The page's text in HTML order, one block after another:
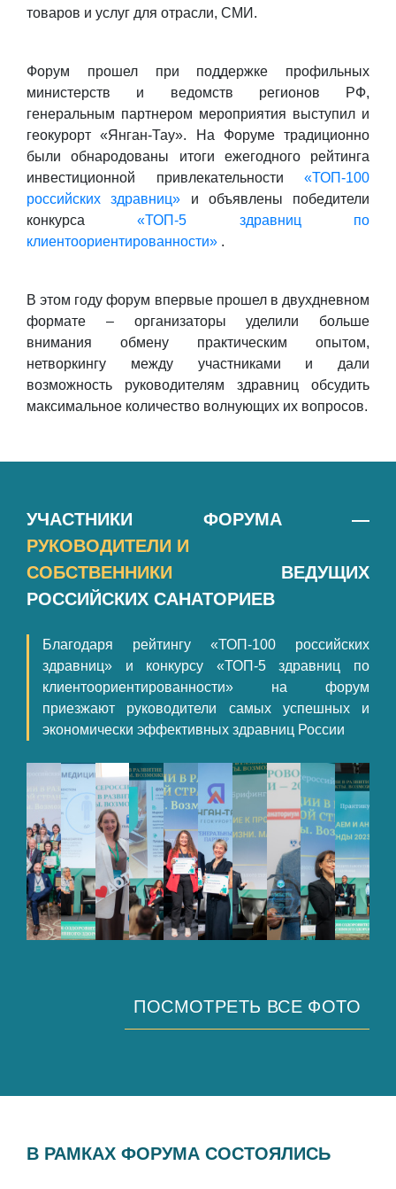
товаров и услуг для отрасли, СМИ.
Форум прошел при поддержке профильных
министерств и ведомств регионов РФ,
генеральным партнером мероприятия выступил и
геокурорт «Янган-Тау». На Форуме традиционно
были обнародованы итоги ежегодного рейтинга
инвестиционной привлекательности «ТОП-100
российских здравниц» и объявлены победители
конкурса«ТОП-5 здравниц по
клиентоориентированности» .
В этом году форум впервые прошел в двухдневном
формате – организаторы уделили больше
внимания обмену практическим опытом,
нетворкингу между участниками и дали
возможность руководителям здравниц обсудить
максимальное количество волнующих их вопросов.
УЧАСТНИКИ ФОРУМА —
РУКОВОДИТЕЛИ И
СОБСТВЕННИКИ ВЕДУЩИХ
РОССИЙСКИХ САНАТОРИЕВ
Благодаря рейтингу «ТОП-100 российских
здравниц» и конкурсу «ТОП-5 здравниц по
клиентоориентированности» на форум
приезжают руководители самых успешных и
экономически эффективных здравниц России
ПОСМОТРЕТЬ ВСЕ ФОТО
В РАМКАХ ФОРУМА СОСТОЯЛИСЬ